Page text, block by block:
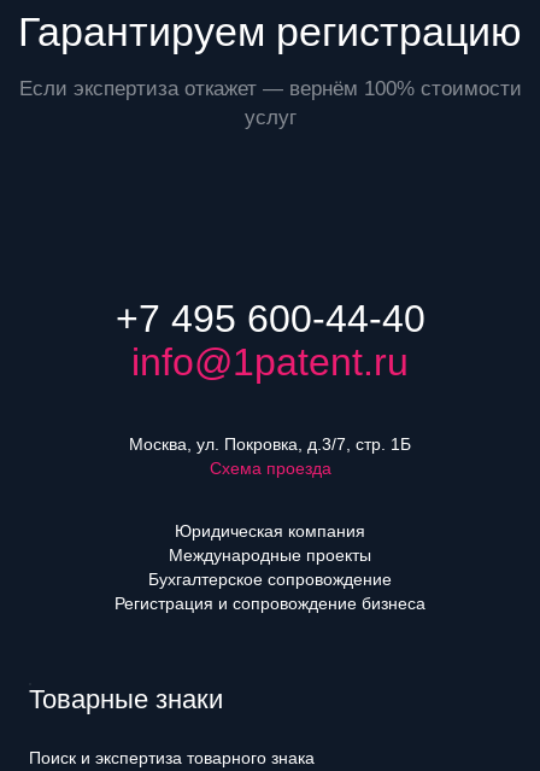
Гарантируем регистрацию
Если экспертиза откажет — вернём 100% стоимости
услуг
+7 495 600-44-40
info@1patent.ru
Москва, ул. Покровка, д.3/7, стр. 1Б
Схема проезда
Юридическая компания
Международные проекты
Бухгалтерское сопровождение
Регистрация и сопровождение бизнеса
Товарные знаки
Поиск и экспертиза товарного знака